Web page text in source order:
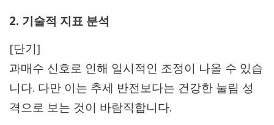
2. 기술적 지표 분석
[단기]
과매수 신호로 인해 일시적인 조정이 나올 수 있습
니다. 다만 이는 추세 반전보다는 건강한 눌림 성
격으로 보는 것이 바람직합니다.